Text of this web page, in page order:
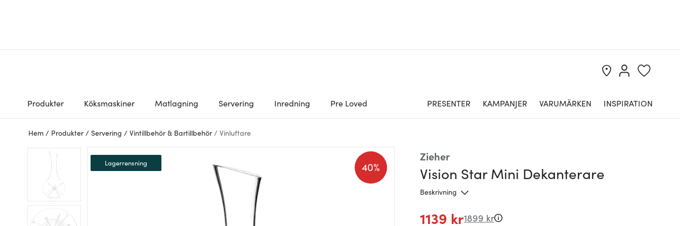
Produkter Köksmaskiner Matlagning Servering Inredning Pre Loved PRESENTER KAMPANJER VARUMÄRKEN INSPIRATION
Hem / Produkter / Servering / Vintillbehör & Bartillbehör / Vinluftare
Zieher
Vision Star Mini Dekanterare
Beskrivning
40%
Lagerrensning
1139 kr1899 kr